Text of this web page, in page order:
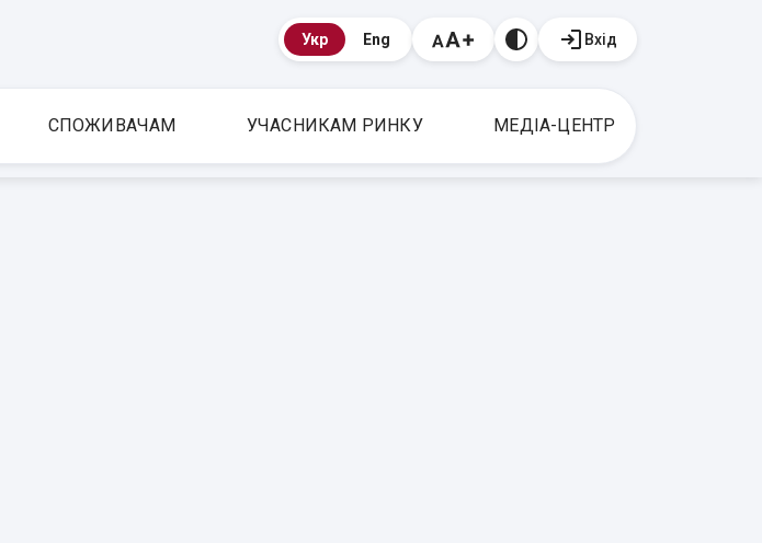
Укр Eng Вхід
СПОЖИВАЧАМ УЧАСНИКАМ РИНКУ МЕДІА-ЦЕНТР